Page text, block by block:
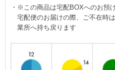
※この商品は宅配BOXへのお預
宅配便のお届けの際、ご不在時
業所へ持ち戻ります